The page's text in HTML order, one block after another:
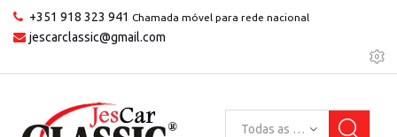
+351 918 323 941 Chamada móvel para rede nacional
jescarclassic@gmail.com
Todas as categorias